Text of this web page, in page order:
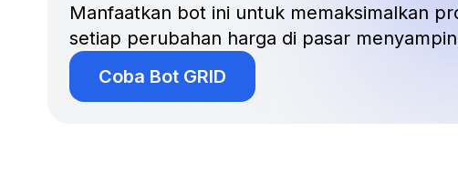
Manfaatkan bot ini untuk memaksimalkan
setiap perubahan harga di pasar
Coba Bot GRID